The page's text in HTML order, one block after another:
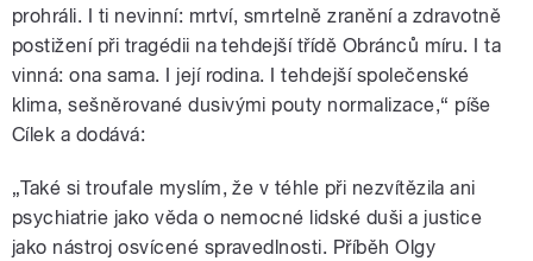
prohráli. I ti nevinní: mrtví, smrtelně zranění a zdravotně
postižení při tragédii na tehdejší třídě Obránců míru. I ta
vinná: ona sama. I její rodina. I tehdejší společenské
klima, sešněrované dusivými pouty normalizace,“ píše
Cílek a dodává:
„Také si troufale myslím, že v téhle při nezvítězila ani
psychiatrie jako věda o nemocné lidské duši a justice
jako nástroj osvícené spravedlnosti. Příběh Olgy